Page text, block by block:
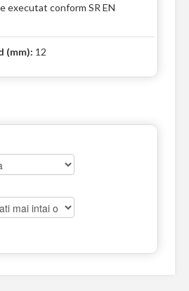
executat conform SR EN
(mm): 12